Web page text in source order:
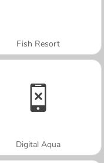
Fish Resort
Digital Aqua